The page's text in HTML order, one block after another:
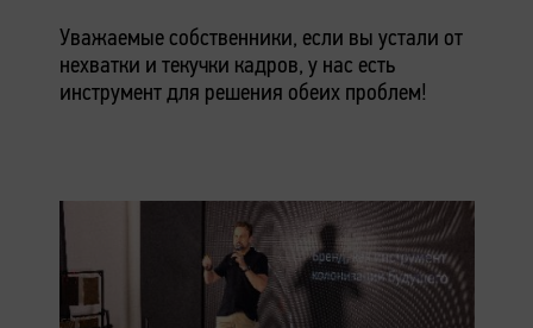
Уважаемые собственники, если вы устали от
нехватки и текучки кадров, у нас есть
инструмент для решения обеих проблем!